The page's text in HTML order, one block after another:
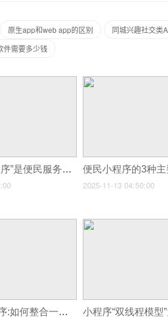
原生app和web app的区别
同城兴趣社交类
件需要多少钱
为什么说“小程序”是便民服务创业的低门槛?
2025-11-13 04:50:00
智慧商圈小程序:如何整合一个区域的商家资源?